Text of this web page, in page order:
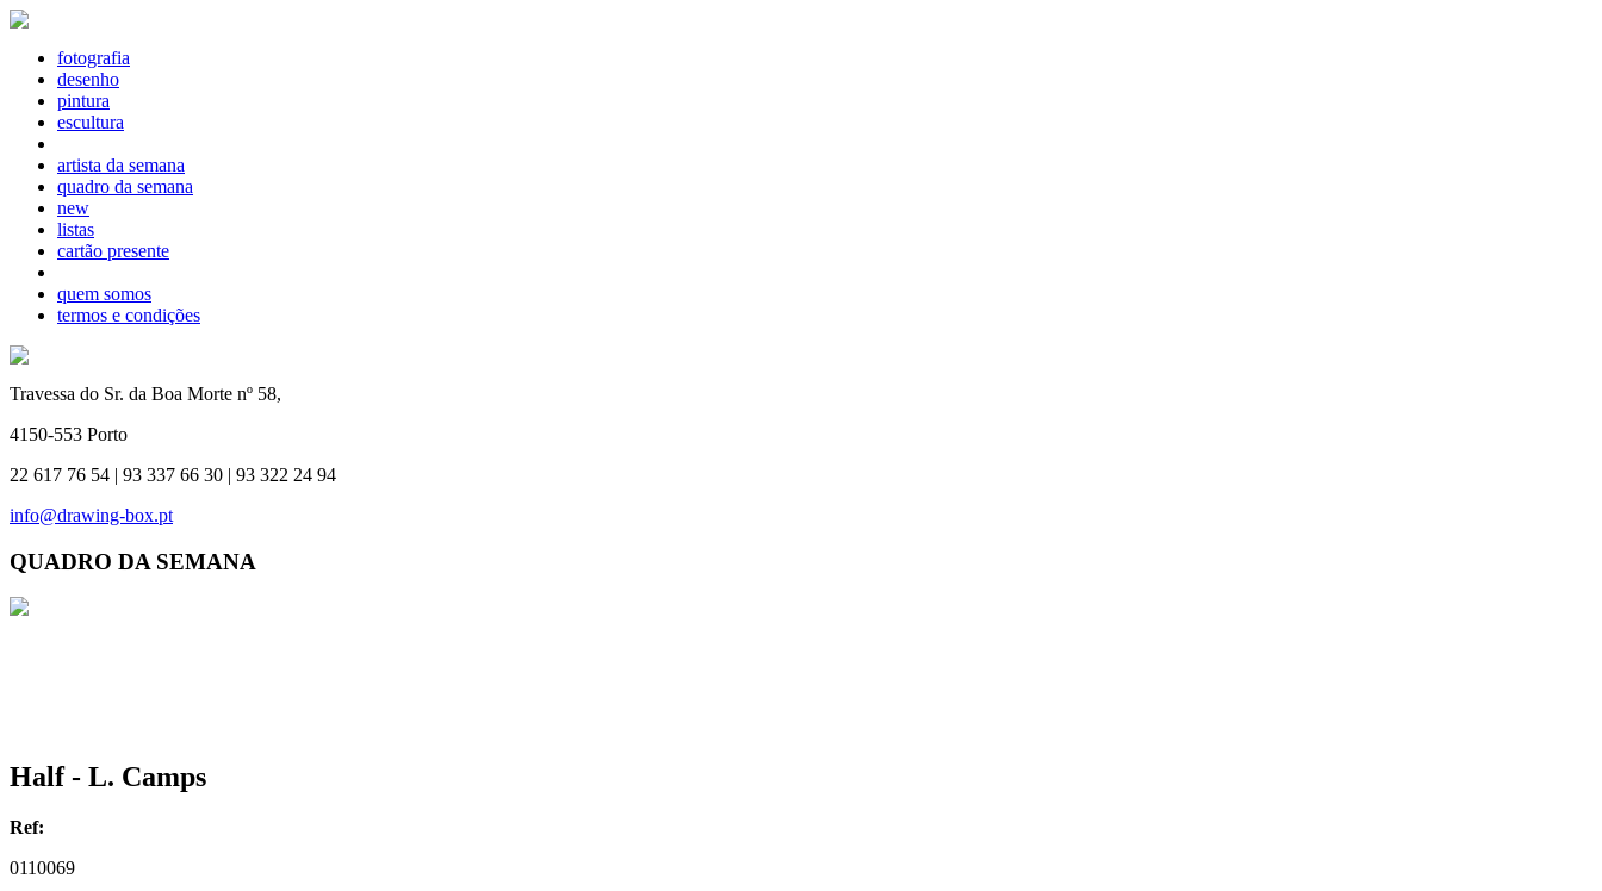
fotografia
desenho
pintura
escultura
artista da semana
quadro da semana
new
listas
cartão presente
quem somos
termos e condições
Travessa do Sr. da Boa Morte nº 58,
4150-553 Porto
22 617 76 54 | 93 337 66 30 | 93 322 24 94
info@drawing-box.pt
QUADRO DA SEMANA
Half - L. Camps
Ref:
0110069